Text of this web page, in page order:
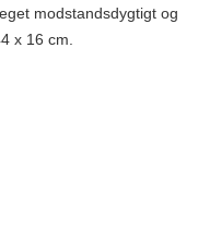
modstandsdygtigt og
x 16 cm.